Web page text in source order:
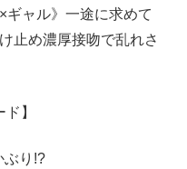
ギャル》一途に求めて
止め濃厚接吻で乱れさ
】
ぶり!?